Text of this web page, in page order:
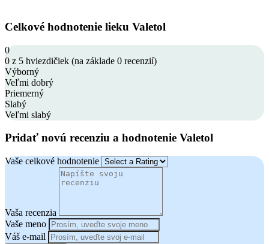
Celkové hodnotenie lieku Valetol
0
0 z 5 hviezdičiek (na základe 0 recenzií)
Výborný
Veľmi dobrý
Priemerný
Slabý
Veľmi slabý
Pridať novú recenziu a hodnotenie Valetol
Vaše celkové hodnotenie
Vaša recenzia
Vaše meno
Váš e-mail